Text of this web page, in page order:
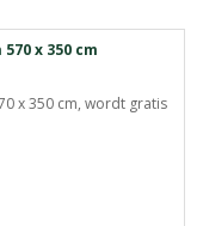
x 350 cm
x 350 cm, wordt gratis